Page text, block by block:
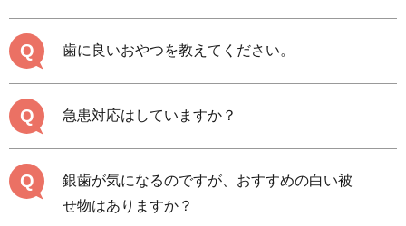
Q 歯に良いおやつを教えてください。
Q 急患対応はしていますか？
Q
銀歯が気になるのですが、おすすめの白い被
せ物はありますか？